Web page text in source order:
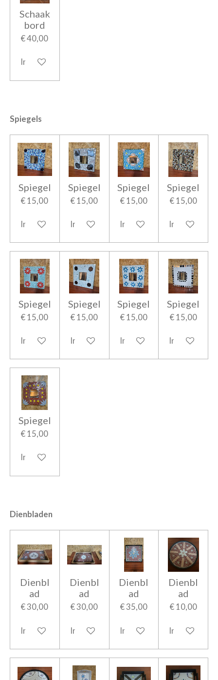
Schaak
bord
€ 40,00
In winkelwagen
Spiegels
Spiegel
€ 15,00
In winkelwagen
Spiegel
€ 15,00
In winkelwagen
Spiegel
€ 15,00
In winkelwagen
Spiegel
€ 15,00
In
Spiegel
€ 15,00
In winkelwagen
Spiegel
€ 15,00
In winkelwagen
Spiegel
€ 15,00
In winkelwagen
Spiegel
€ 15,00
In
Spiegel
€ 15,00
In winkelwagen
Dienbladen
Dienbl
ad
€ 30,00
In winkelwagen
Dienbl
ad
€ 30,00
In winkelwagen
Dienbl
ad
€ 35,00
In winkelwagen
Dienbl
ad
€ 10,00
In